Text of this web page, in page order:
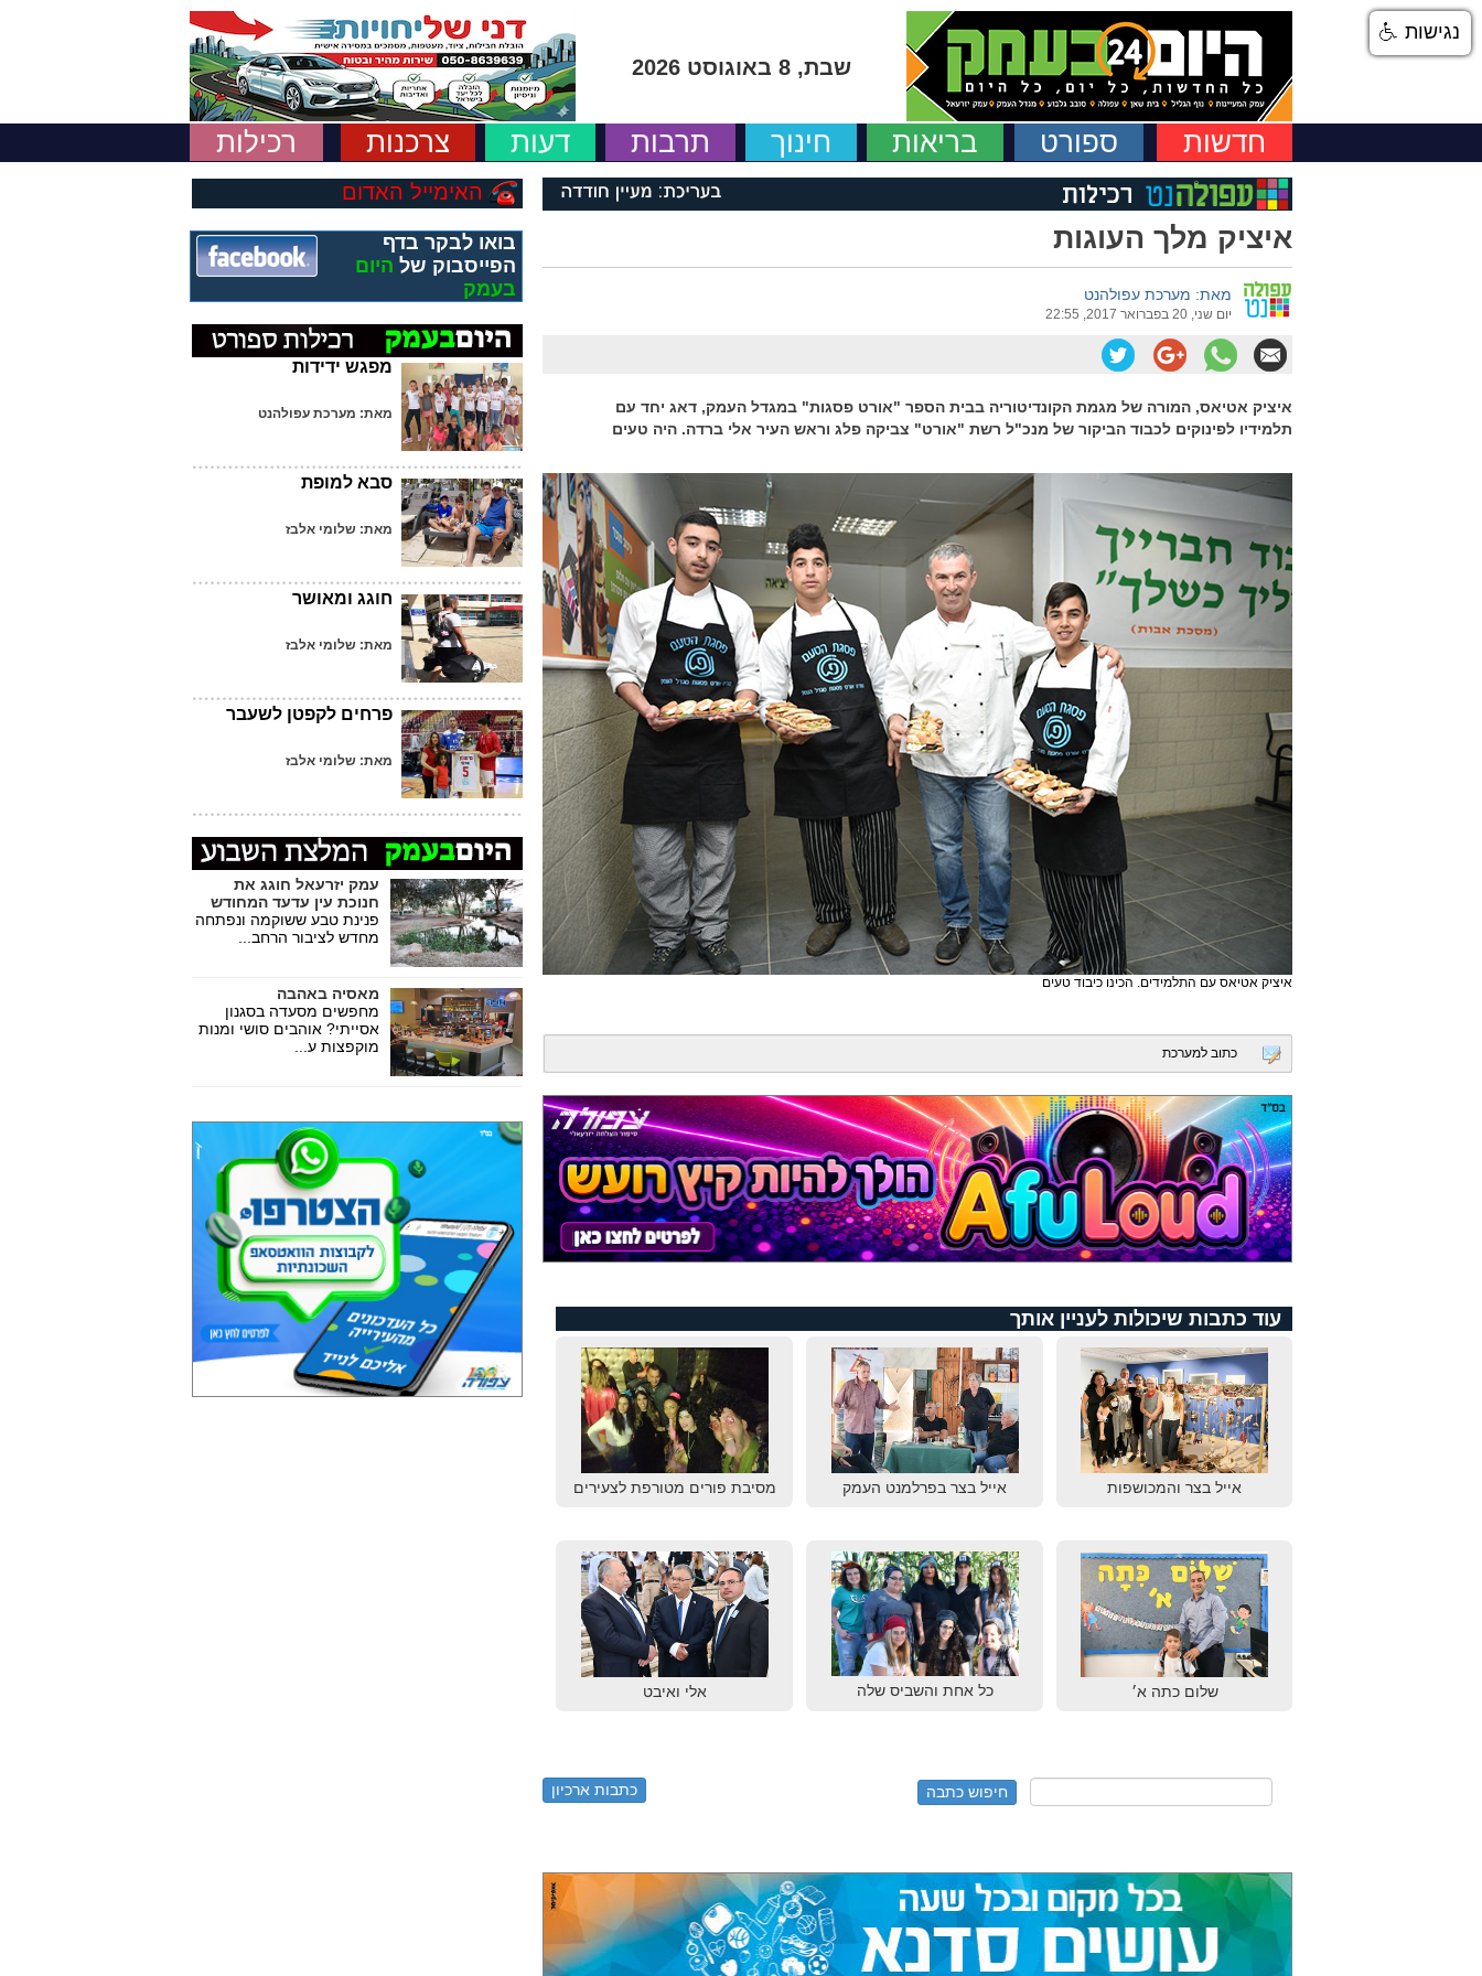
שבת, 8 באוגוסט 2026
חדשות ספורט בריאות חינוך תרבות דעות צרכנות רכילות
איציק מלך העוגות
מאת: מערכת עפולהנט
יום שני, 20 בפברואר 2017, 22:55
איציק אטיאס, המורה של מגמת הקונדיטוריה בבית הספר "אורט פסגות" במגדל העמק, דאג יחד עם
תלמידיו לפינוקים לכבוד הביקור של מנכ"ל רשת "אורט" צביקה פלג וראש העיר אלי ברדה. היה טעים
איציק אטיאס עם התלמידים. הכינו כיבוד טעים
כתוב למערכת
עוד כתבות שיכולות לעניין אותך
אייל בצר והמכושפות אייל בצר בפרלמנט העמק מסיבת פורים מטורפת לצעירים
שלום כתה א׳ כל אחת והשביס שלה אלי ואיבט
כתבות ארכיון
האימייל האדום
בואו לבקר בדף
הפייסבוק של היום
בעמק
מפגש ידידות
מאת: מערכת עפולהנט
סבא למופת
מאת: שלומי אלבז
חוגג ומאושר
מאת: שלומי אלבז
פרחים לקפטן לשעבר
מאת: שלומי אלבז
עמק יזרעאל חוגג את
חנוכת עין עדעד המחודש
פנינת טבע ששוקמה ונפתחה
מחדש לציבור הרחב...
מאסיה באהבה
מחפשים מסעדה בסגנון
אסייתי? אוהבים סושי ומנות
מוקפצות ע...
נגישות